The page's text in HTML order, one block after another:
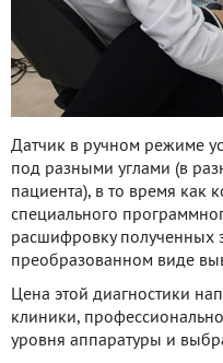
Датчик в ручном режиме
под разными углами (в
пациента), в то время как
специального
расшифровку полученных
преобразованном виде
Цена этой диагностики
клиники,
уровня аппаратуры и